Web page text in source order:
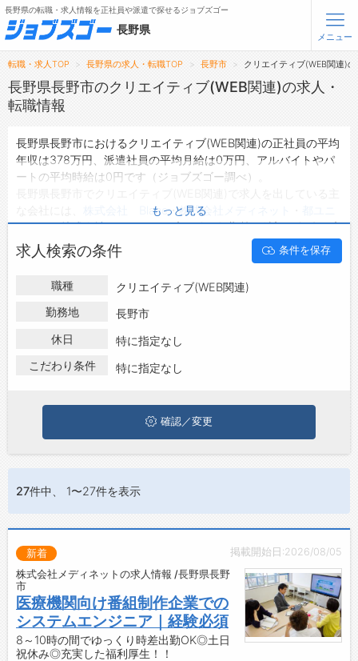
無料会員登録 ログイン
トップ
詳細情報で求人を探す
【初めての方へ】
長野県の求人検索で選ばれる理由
転職支援サービスについて
転職支援サービス
転職ノウハウ(応募書類の書き方・面接対策など)
転職・採用コラム
長野県の転職・求人情報を正社員や派遣で探せるジョブズゴー
長野県
メニュー
転職・求人TOP 長野県の求人・転職TOP 長野市 クリエイティブ(WEB関連)
長野県長野市のクリエイティブ(WEB関連)の求人・
転職情報
長野県長野市におけるクリエイティブ(WEB関連)の正社員の平均
年収は378万円、派遣社員の平均月給は0万円、アルバイトやパ
ートの平均時給は0円です（ジョブズゴー調べ）。
株式会社 Blanc・株式会社メディネット
リース 株式会社などがあり、未経験や短期等ご希望の条件で絞
り込みができます。
長野県長野市の地域密着型の求人サイトであるジョブズゴーでは
長野県長野市の求人情報を14件取り扱っており、そのうち
は13件、 派遣社員の求人 は0件、アルバイト・パートの求
は0件です。
第二新卒から50代・60代以上の方の再就職も可能です。 長野県
長野市でクリエイティブ(WEB関連)の求人・転職情報を探してい
る方は、ぜひ興味のある職種に応募してみてくださいね。
もっと見る
求人検索の条件 条件を保存
職種
クリエイティブ(WEB関連)
勤務地
長野市
休日
特に指定なし
こだわり条件
特に指定なし
確認／変更
27件中、 1〜27件を表示
掲載開始日:2026/08/05
新着
株式会社メディネットの求人情報 /長野県長野
市
医療機関向け番組制作企業での
システムエンジニア｜経験必須
8～10時の間でゆっくり時差出勤OK◎土日
祝休み◎充実した福利厚生！！